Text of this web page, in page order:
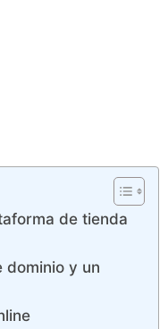
de tienda
dominio y un